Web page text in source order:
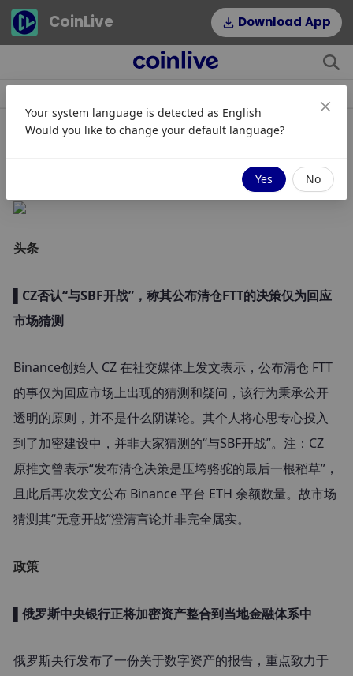
CoinLive Download App
早报 - 11月8日
头条
▌CZ否认“与SBF开战”，称其公布清仓FTT的决策仅为回应
市场猜测
Binance创始人 CZ 在社交媒体上发文表示，公布清仓 FTT
的事仅为回应市场上出现的猜测和疑问，该行为秉承公开
透明的原则，并不是什么阴谋论。其个人将心思专心投入
到了加密建设中，并非大家猜测的“与SBF开战”。注：CZ
原推文曾表示“发布清仓决策是压垮骆驼的最后一根稻草”，
且此后再次发文公布 Binance 平台 ETH 余额数量。故市场
猜测其“无意开战”澄清言论并非完全属实。
政策
▌俄罗斯中央银行正将加密资产整合到当地金融体系中
俄罗斯央行发布了一份关于数字资产的报告，重点致力于
Your system language is detected as English
Would you like to change your default language?
Yes No